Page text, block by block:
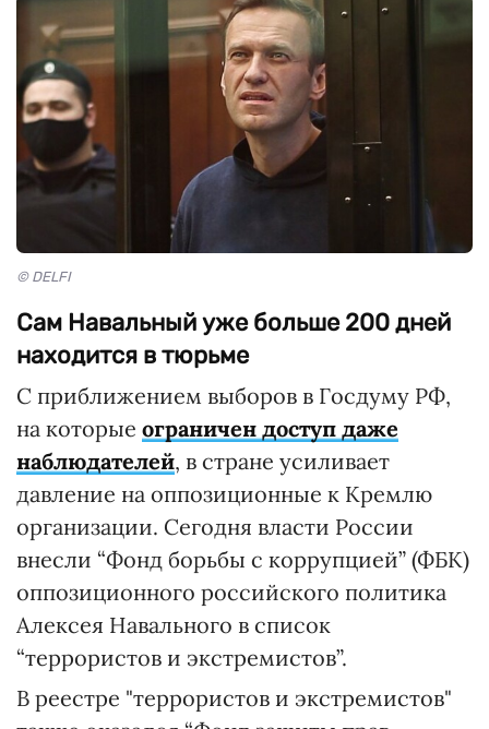
© DELFI
Сам Навальный уже больше 200 дней
находится в тюрьме
С приближением выборов в Госдуму РФ,
на которые ограничен доступ даже
наблюдателей, в стране усиливает
давление на оппозиционные к Кремлю
организации. Сегодня власти России
внесли “Фонд борьбы с коррупцией” (ФБК)
оппозиционного российского политика
Алексея Навального в список
“террористов и экстремистов”.
В реестре "террористов и экстремистов"